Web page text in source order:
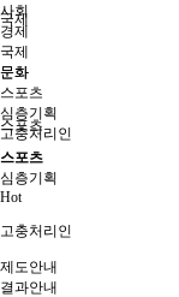
국제
문화
스포츠
심층기획
고충처리인
제도안내
결과안내
사회
경제
국제
문화
스포츠
심층기획
고충처리인
스포츠
Hot